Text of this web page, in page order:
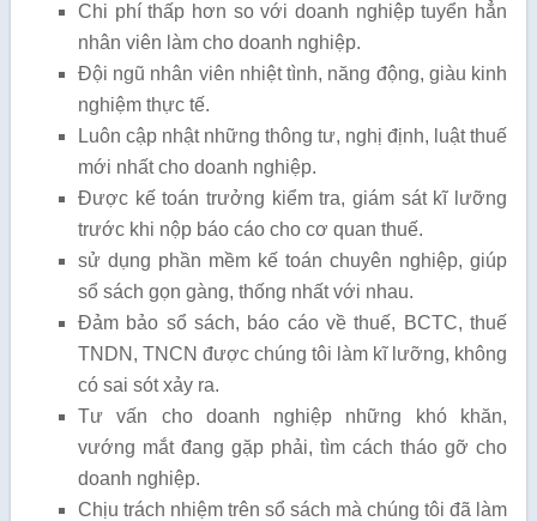
Chi phí thấp hơn so với doanh nghiệp tuyển hẳn
nhân viên làm cho doanh nghiệp.
Đội ngũ nhân viên nhiệt tình, năng động, giàu kinh
nghiệm thực tế.
Luôn cập nhật những thông tư, nghị định, luật thuế
mới nhất cho doanh nghiệp.
Được kế toán trưởng kiểm tra, giám sát kĩ lưỡng
trước khi nộp báo cáo cho cơ quan thuế.
sử dụng phần mềm kế toán chuyên nghiệp, giúp
sổ sách gọn gàng, thống nhất với nhau.
Đảm bảo sổ sách, báo cáo về thuế, BCTC, thuế
TNDN, TNCN được chúng tôi làm kĩ lưỡng, không
có sai sót xảy ra.
Tư vấn cho doanh nghiệp những khó khăn,
vướng mắt đang gặp phải, tìm cách tháo gỡ cho
doanh nghiệp.
Chịu trách nhiệm trên sổ sách mà chúng tôi đã làm